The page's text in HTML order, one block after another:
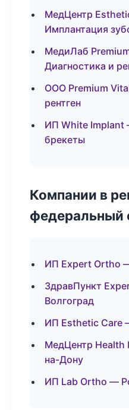
МедЦентр
Имплантация
МедиЛаб
Диагностика и
ООО Premium
рентген
ИП White Implant
брекеты
Компании в
федеральный
ИП Expert Ortho
ЗдравПункт
Волгоград
ИП Esthetic Care
МедЦентр
на-Дону
ИП Lab Ortho —